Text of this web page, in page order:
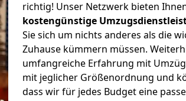
richtig! Unser Netzwerk bieten
kostengünstige
Sie sich um nichts anderes als die
Zuhause kümmern müssen.
umfangreiche Erfahrung mit
mit jeglicher Größenordnung und
dass wir für jedes Budget eine